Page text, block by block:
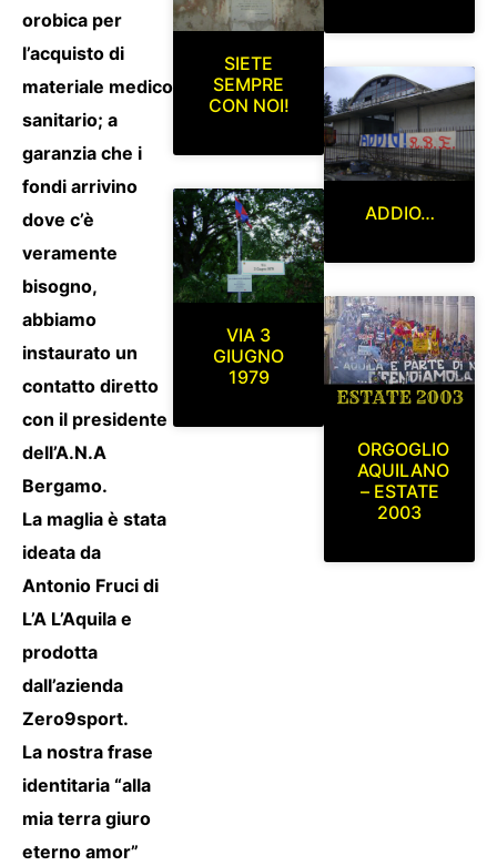
orobica per
l’acquisto di
materiale medico
sanitario; a
garanzia che i
fondi arrivino
dove c’è
veramente
bisogno,
abbiamo
instaurato un
contatto diretto
con il presidente
dell’A.N.A
Bergamo.
La maglia è stata
ideata da
Antonio Fruci di
L’A L’Aquila e
prodotta
dall’azienda
Zero9sport.
La nostra frase
identitaria “alla
mia terra giuro
eterno amor”
SIETE
SEMPRE
CON NOI!
VIA 3
GIUGNO
1979
ADDIO…
ORGOGLIO
AQUILANO
– ESTATE
2003